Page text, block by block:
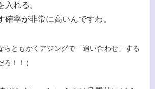
入れる。
確率が非常に高いんですわ。
らともかくアジングで「追い合わせ」する
！！）